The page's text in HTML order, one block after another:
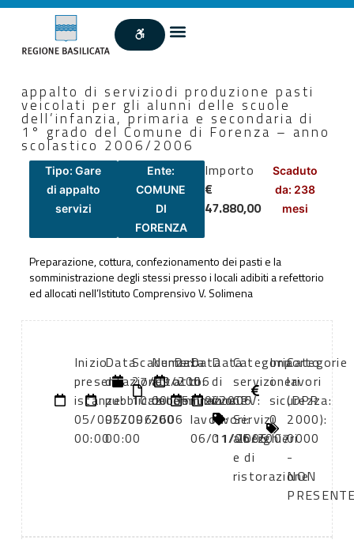
appalto di serviziodi produzione pasti
veicolati per gli alunni delle scuole
dell’infanzia, primaria e secondaria di
1° grado del Comune di Forenza – anno
scolastico 2006/2006
Tipo: Gare
di appalto
servizi
Ente:
COMUNE
DI
FORENZA
Importo
€
47.880,00
Scaduto
da: 238
mesi
Preparazione, cottura, confezionamento dei pasti e la
somministrazione degli stessi presso i locali adibiti a refettorio
ed allocati nell’Istituto Comprensivo V. Solimena
Inizio
presentazione
istanze:
05/09/2006
00:00
Data
di
pubblicazione:
05/09/2006
00:00
Scadenza:
27/09/2006
10:00
Numero
atto:
determinazione
260
Data
atto:
05/09/2006
Data
di
inizio
lavori:
06/11/2006
Data
di
fine
lavori:
01/06/2007
Categoria
servizi
CPV:
Servizi
alberghieri
e di
ristorazione
Importo
oneri
sicurezza:
0
Categorie
lavori
(DPR
2000):
0000
-
NON